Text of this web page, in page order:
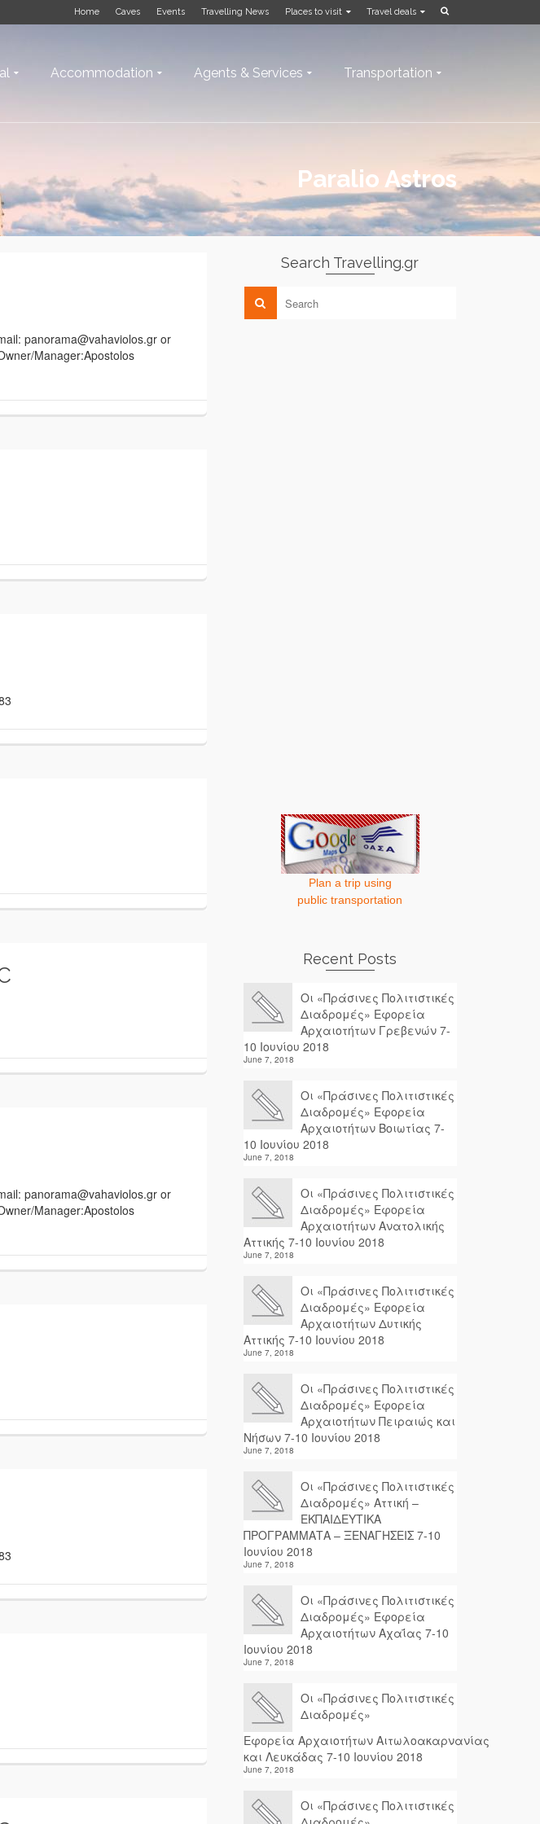
Home Caves Events Travelling News Places to visit Travel deals
Accommodation Agents & Services Transportation
Paralio Astros
panorama@vahaviolos.gr or
Manager:Apostolos
panorama@vahaviolos.gr or
Manager:Apostolos
Search Travelling.gr
Plan a trip using
public transportation
Recent Posts
Οι «Πράσινες Πολιτιστικές
Διαδρομές» Εφορεία
Αρχαιοτήτων Γρεβενών 7-
10 Ιουνίου 2018
June 7, 2018
Οι «Πράσινες Πολιτιστικές
Διαδρομές» Εφορεία
Αρχαιοτήτων Βοιωτίας 7-
10 Ιουνίου 2018
June 7, 2018
Οι «Πράσινες Πολιτιστικές
Διαδρομές» Εφορεία
Αρχαιοτήτων Ανατολικής
Αττικής 7-10 Ιουνίου 2018
June 7, 2018
Οι «Πράσινες Πολιτιστικές
Διαδρομές» Εφορεία
Αρχαιοτήτων Δυτικής
Αττικής 7-10 Ιουνίου 2018
June 7, 2018
Οι «Πράσινες Πολιτιστικές
Διαδρομές» Εφορεία
Αρχαιοτήτων Πειραιώς και
Νήσων 7-10 Ιουνίου 2018
June 7, 2018
Οι «Πράσινες Πολιτιστικές
Διαδρομές» Αττική –
ΕΚΠΑΙΔΕΥΤΙΚΑ
ΠΡΟΓΡΑΜΜΑΤΑ – ΞΕΝΑΓΗΣΕΙΣ 7-10
Ιουνίου 2018
June 7, 2018
Οι «Πράσινες Πολιτιστικές
Διαδρομές» Εφορεία
Αρχαιοτήτων Αχαΐας 7-10
Ιουνίου 2018
June 7, 2018
Οι «Πράσινες Πολιτιστικές
Διαδρομές»
Εφορεία Αρχαιοτήτων Αιτωλοακαρνανίας
και Λευκάδας 7-10 Ιουνίου 2018
June 7, 2018
Οι «Πράσινες Πολιτιστικές